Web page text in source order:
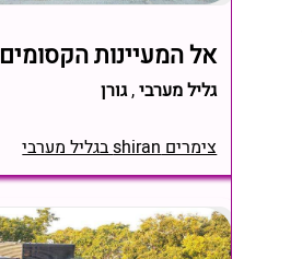
אל המעיינות הקסומים
גליל מערבי,גורן
צימרים shiran בגליל מערבי